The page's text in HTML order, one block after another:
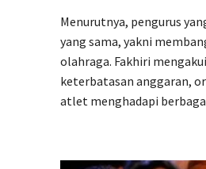
Menurutnya, pengurus
yang sama, yakni
olahraga. Fakhiri
keterbatasan anggaran,
atlet menghadapi